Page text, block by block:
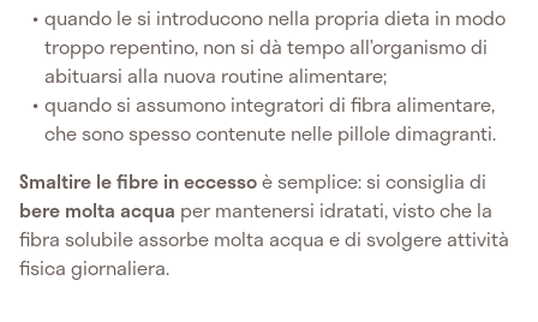
quando le si introducono nella propria dieta in modo
troppo repentino, non si dà tempo all’organismo di
abituarsi alla nuova routine alimentare;
quando si assumono integratori di fibra alimentare,
che sono spesso contenute nelle pillole dimagranti.
Smaltire le fibre in eccessoè semplice: si consiglia di
bere molta acqua per mantenersi idratati, visto che la
fibra solubile assorbe molta acqua e di svolgere attività
fisica giornaliera.